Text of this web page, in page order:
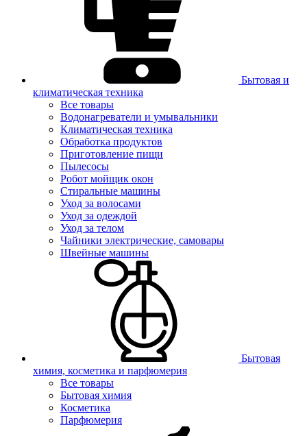
Бытовая и
климатическая техника
Все товары
Водонагреватели и умывальники
Климатическая техника
Обработка продуктов
Приготовление пищи
Пылесосы
Робот мойщик окон
Стиральные машины
Уход за волосами
Уход за одеждой
Уход за телом
Чайники электрические, самовары
Швейные машины
Бытовая
химия, косметика и парфюмерия
Все товары
Бытовая химия
Косметика
Парфюмерия